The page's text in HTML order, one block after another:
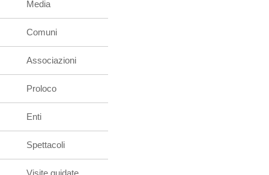
Media
Comuni
Associazioni
Proloco
Enti
Spettacoli
Visite guidate